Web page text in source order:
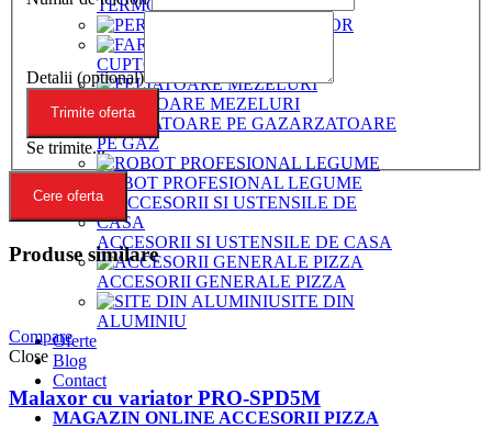
TERMOIZOLANTE
PERII CUPTOR
CUPTOR
FELIATOARE MEZELURI
ARZATOARE
PE GAZ
ROBOT PROFESIONAL LEGUME
ACCESORII SI USTENSILE DE CASA
ACCESORII GENERALE PIZZA
SITE DIN
ALUMINIU
Oferte
Blog
Contact
MAGAZIN ONLINE ACCESORII PIZZA
Detalii (optional)
Se trimite...
Cere oferta
Produse similare
Compare
Close
Malaxor cu variator PRO-SPD5M